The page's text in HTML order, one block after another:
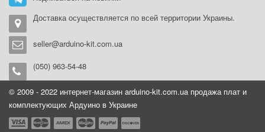
Доставка осуществляется по всей территории Украины.
seller@arduino-kit.com.ua
(050) 963-54-48
© 2009 - 2022 интернет-магазин arduino-kit.com.ua продажа плат и
комплектующих Ардуино в Украине